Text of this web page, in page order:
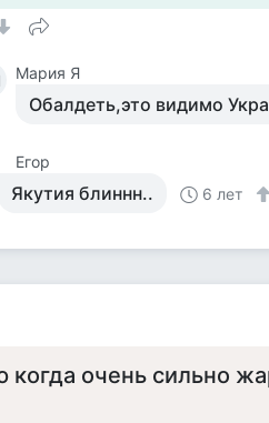
Мария Я
Обалдеть,это видимо
Егор
Якутия блиннн.. 6 лет
очень сильно